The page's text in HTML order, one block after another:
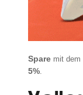
Spare mit dem
5%